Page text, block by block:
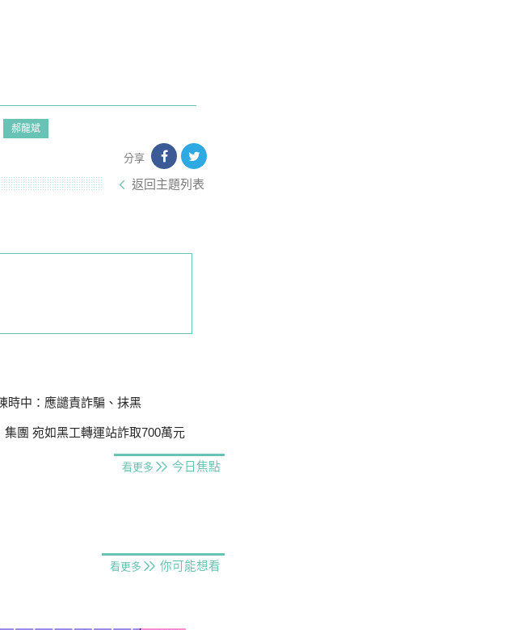
郝龍斌
分享
返回主題列表
時中：應譴責詐騙、抹黑
團 宛如黑工轉運站詐取700萬元
看更多 今日焦點
看更多 你可能想看